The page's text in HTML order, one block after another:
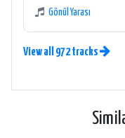
Gönül Yarası
View all 972 tracks